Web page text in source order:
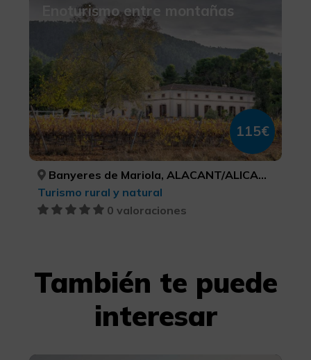
Enoturismo entre montañas
115€
Banyeres de Mariola, ALACANT/ALICANTE
Turismo rural y natural
0 valoraciones
También te puede
interesar